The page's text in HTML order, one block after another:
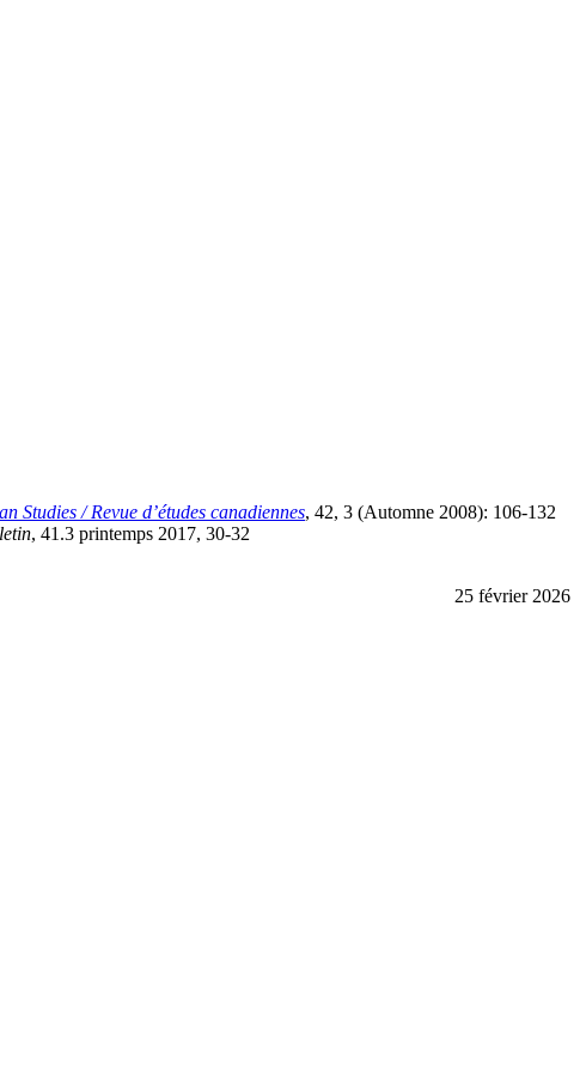
Studies / Revue d’études canadiennes, 42, 3 (Automne 2008): 106-132
, 41.3 printemps 2017, 30-32
25 février 2026